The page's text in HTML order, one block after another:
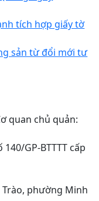
tích hợp giấy tờ
sản từ đổi mới tư
quan chủ quản:
GP-BTTTT cấp
Trào, phường Minh